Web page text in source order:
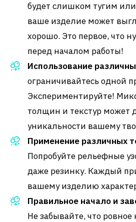
будет слишком тугим
ваше изделие может
хорошо. Это первое, что
перед началом работы!
Использование
ограничивайтесь одной
Экспериментируйте!
толщин и текстур может
уникальности вашему
Применение различных
Попробуйте рельефные
даже резинку. Каждый
вашему изделию
Правильное начало и
Не забывайте, что ровное